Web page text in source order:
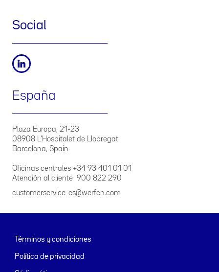
Social
España
Plaza Europa, 21-23
08908 L'Hospitalet de Llobregat
Barcelona, Spain
Oficinas centrales +34 93 401 01 01
Atención al cliente 900 822 290
customerservice-es@werfen.com
Términos y condiciones
Política de privacidad